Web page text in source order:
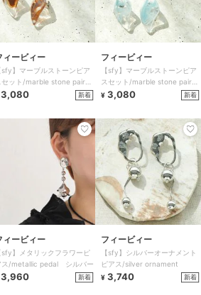
ィービィー
sfy】マーブルストーンピア
セット/marble stone pair
属アレルギー対応
3,080 新着
フィービィー
【sfy】マーブルストーンピア
スセット/marble stone pair
金アレ対応
¥ 3,080 新着
ィービィー
sfy】メタリックフラワーピ
ス/metallic pedal シルバー
3,960 新着
フィービィー
【sfy】シルバーオーナメント
ピアス/silver ornament
¥ 3,740 新着